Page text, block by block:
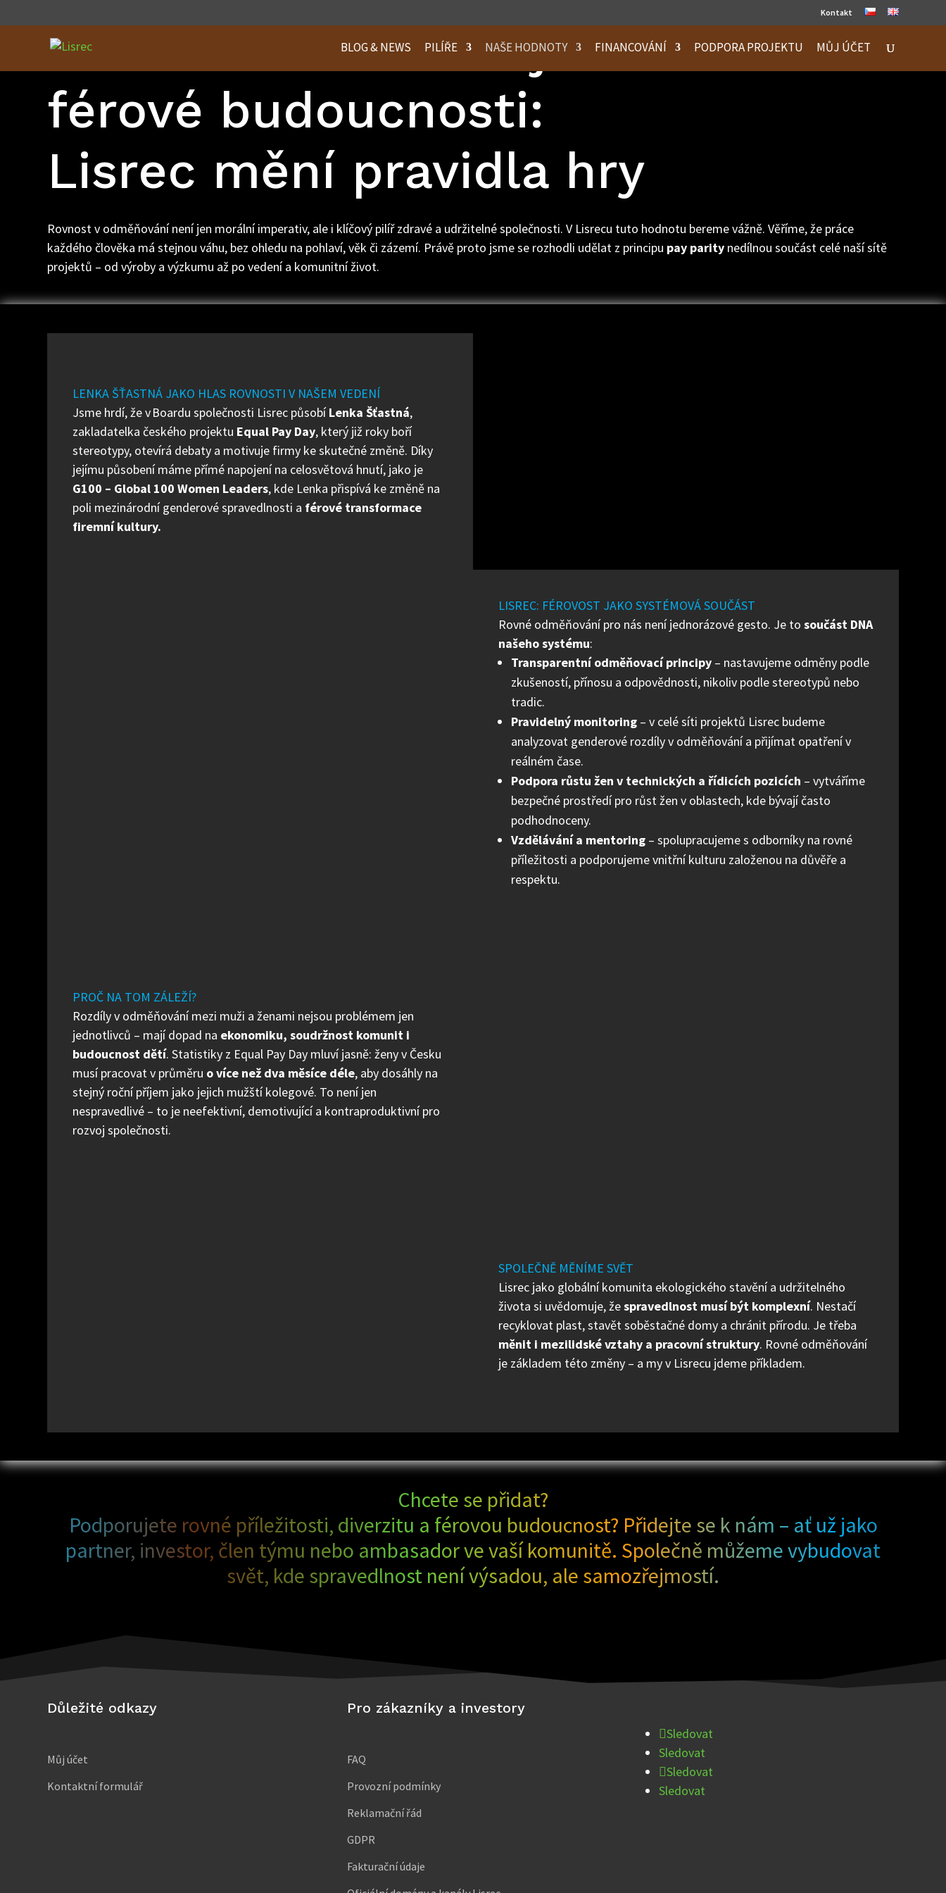
Kontakt
BLOG & NEWS PILÍŘE NAŠE HODNOTY FINANCOVÁNÍ PODPORA PROJEKTU MŮJ ÚČET
Rovné odměňování jako základ
férové budoucnosti:
Lisrec mění pravidla hry
Rovnost v odměňování není jen morální imperativ, ale i klíčový pilíř zdravé a udržitelné společnosti. V Lisrecu tuto hodnotu bereme vážně. Věříme, že práce
každého člověka má stejnou váhu, bez ohledu na pohlaví, věk či zázemí. Právě proto jsme se rozhodli udělat z principu pay parity nedílnou součást celé naší sítě
projektů – od výroby a výzkumu až po vedení a komunitní život.
LENKA ŠŤASTNÁ JAKO HLAS ROVNOSTI V NAŠEM VEDENÍ
Jsme hrdí, že v Boardu společnosti Lisrec působíLenka Šťastná,
zakladatelka českého projektu Equal Pay Day, který již roky boří
stereotypy, otevírá debaty a motivuje firmy ke skutečné změně. Díky
jejímu působení máme přímé napojení na celosvětová hnutí, jako je
G100 – Global 100 Women Leaders, kde Lenka přispívá ke změně na
poli mezinárodní genderové spravedlnosti a férové transformace
firemní kultury.
LISREC: FÉROVOST JAKO SYSTÉMOVÁ SOUČÁST
Rovné odměňování pro nás není jednorázové gesto. Je tosoučást DNA
našeho systému:
Transparentní odměňovací principy – nastavujeme odměny podle
zkušeností, přínosu a odpovědnosti, nikoliv podle stereotypů nebo
tradic.
Pravidelný monitoring – v celé síti projektů Lisrec budeme
analyzovat genderové rozdíly v odměňování a přijímat opatření v
reálném čase.
Podpora růstu žen v technických a řídicích pozicích – vytváříme
bezpečné prostředí pro růst žen v oblastech, kde bývají často
podhodnoceny.
Vzdělávání a mentoring – spolupracujeme s odborníky na rovné
příležitosti a podporujeme vnitřní kulturu založenou na důvěře a
respektu.
PROČ NA TOM ZÁLEŽÍ?
Rozdíly v odměňování mezi muži a ženami nejsou problémem jen
jednotlivců – mají dopad na ekonomiku, soudržnost komunit i
budoucnost dětí. Statistiky z Equal Pay Day mluví jasně: ženy v Česku
musí pracovat v průměru o více než dva měsíce déle, aby dosáhly na
stejný roční příjem jako jejich mužští kolegové. To není jen
nespravedlivé – to je neefektivní, demotivující a kontraproduktivní pro
rozvoj společnosti.
SPOLEČNĚ MĚNÍME SVĚT
Lisrec jako globální komunita ekologického stavění a udržitelného
života si uvědomuje, žespravedlnost musí být komplexní. Nestačí
recyklovat plast, stavět soběstačné domy a chránit přírodu. Je třeba
měnit i mezilidské vztahy a pracovní struktury. Rovné odměňování
je základem této změny – a my v Lisrecu jdeme příkladem.
Chcete se přidat?
Podporujete rovné příležitosti, diverzitu a férovou budoucnost? Přidejte se k nám – ať už jako
partner, investor, člen týmu nebo ambasador ve vaší komunitě. Společně můžeme vybudovat
svět, kde spravedlnost není výsadou, ale samozřejmostí.
Důležité odkazy
Můj účet
Kontaktní formulář
Pro zákazníky a investory
FAQ
Provozní podmínky
Reklamační řád
GDPR
Fakturační údaje
Sledovat
Sledovat
Sledovat
Sledovat